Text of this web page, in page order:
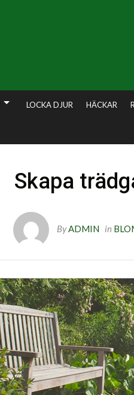
LOCKA DJUR HÄCKAR
Skapa
ByADMIN in